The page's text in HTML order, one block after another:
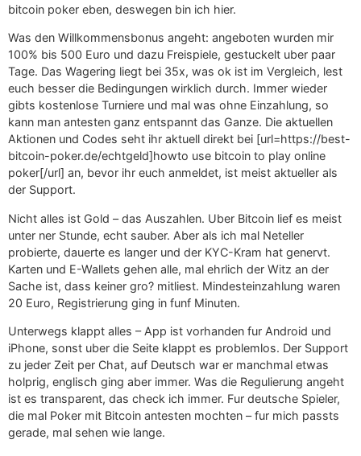
bitcoin poker eben, deswegen bin ich hier.
Was den Willkommensbonus angeht: angeboten wurden mir
100% bis 500 Euro und dazu Freispiele, gestuckelt uber paar
Tage. Das Wagering liegt bei 35x, was ok ist im Vergleich, lest
euch besser die Bedingungen wirklich durch. Immer wieder
gibts kostenlose Turniere und mal was ohne Einzahlung, so
kann man antesten ganz entspannt das Ganze. Die aktuellen
Aktionen und Codes seht ihr aktuell direkt bei [url=https://best-
bitcoin-poker.de/echtgeld]howto use bitcoin to play online
poker[/url] an, bevor ihr euch anmeldet, ist meist aktueller als
der Support.
Nicht alles ist Gold – das Auszahlen. Uber Bitcoin lief es meist
unter ner Stunde, echt sauber. Aber als ich mal Neteller
probierte, dauerte es langer und der KYC-Kram hat genervt.
Karten und E-Wallets gehen alle, mal ehrlich der Witz an der
Sache ist, dass keiner gro? mitliest. Mindesteinzahlung waren
20 Euro, Registrierung ging in funf Minuten.
Unterwegs klappt alles – App ist vorhanden fur Android und
iPhone, sonst uber die Seite klappt es problemlos. Der Support
zu jeder Zeit per Chat, auf Deutsch war er manchmal etwas
holprig, englisch ging aber immer. Was die Regulierung angeht
ist es transparent, das check ich immer. Fur deutsche Spieler,
die mal Poker mit Bitcoin antesten mochten – fur mich passts
gerade, mal sehen wie lange.